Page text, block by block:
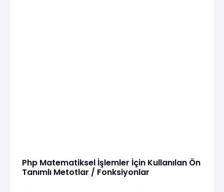
Php Matematiksel İşlemler İçin Kullanılan Ön
Tanımlı Metotlar / Fonksiyonlar